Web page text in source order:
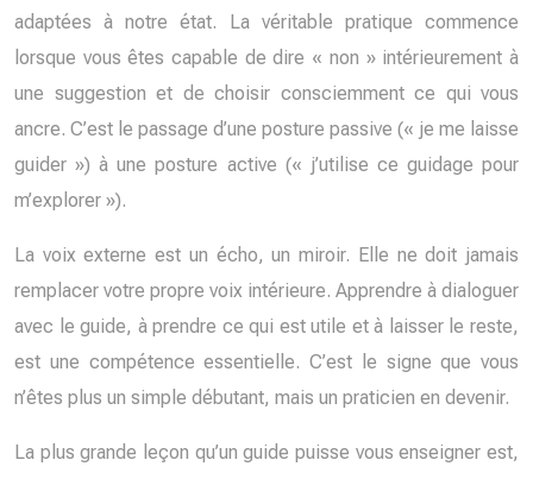
adaptées à notre état. La véritable pratique commence
lorsque vous êtes capable de dire « non » intérieurement à
une suggestion et de choisir consciemment ce qui vous
ancre. C’est le passage d’une posture passive (« je me laisse
guider ») à une posture active (« j’utilise ce guidage pour
m’explorer »).
La voix externe est un écho, un miroir. Elle ne doit jamais
remplacer votre propre voix intérieure. Apprendre à dialoguer
avec le guide, à prendre ce qui est utile et à laisser le reste,
est une compétence essentielle. C’est le signe que vous
n’êtes plus un simple débutant, mais un praticien en devenir.
La plus grande leçon qu’un guide puisse vous enseigner est,